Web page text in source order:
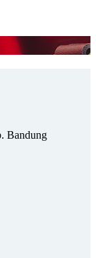
Bandung